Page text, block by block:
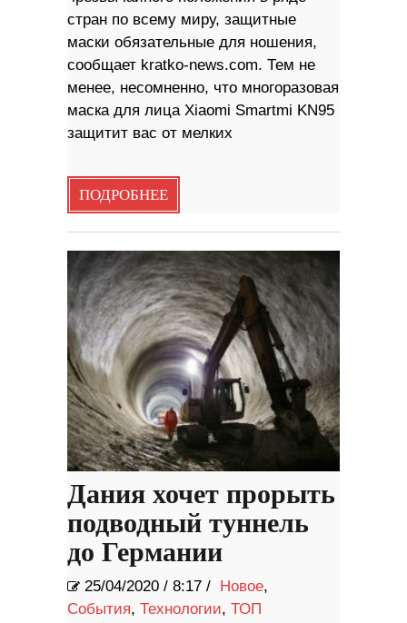
стран по всему миру, защитные
маски обязательные для ношения,
сообщает kratko-news.com. Тем не
менее, несомненно, что многоразовая
маска для лица Xiaomi Smartmi KN95
защитит вас от мелких
ПОДРОБНЕЕ
Дания хочет прорыть
подводный туннель
до Германии
25/04/2020 / 8:17 / Новое,
События, Технологии, ТОП